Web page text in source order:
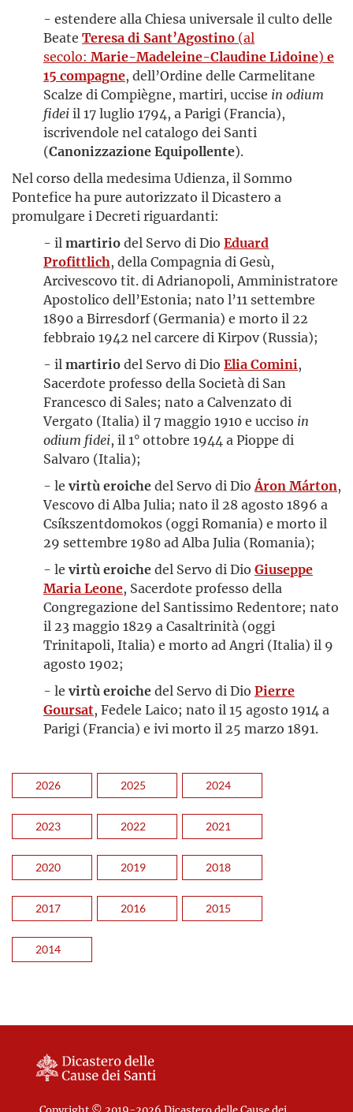
- estendere alla Chiesa universale il culto delle
Beate Teresa di Sant’Agostino (al
secolo: Marie-Madeleine-Claudine Lidoine) e
15 compagne, dell’Ordine delle Carmelitane
Scalze di Compiègne, martiri, uccise in odium
fideiil 17 luglio 1794, a Parigi (Francia),
iscrivendole nel catalogo dei Santi
(Canonizzazione Equipollente).
Nel corso della medesima Udienza, il Sommo
Pontefice ha pure autorizzato il Dicastero a
promulgare i Decreti riguardanti:
- il martiriodel Servo di Dio Eduard
Profittlich, della Compagnia di Gesù,
Arcivescovo tit. di Adrianopoli, Amministratore
Apostolico dell’Estonia; nato l’11 settembre
1890 a Birresdorf (Germania) e morto il 22
febbraio 1942 nel carcere di Kirpov (Russia);
- il martiriodel Servo di Dio Elia Comini,
Sacerdote professo della Società di San
Francesco di Sales; nato a Calvenzato di
Vergato (Italia) il 7 maggio 1910 e ucciso in
odium fidei, il 1° ottobre 1944 a Pioppe di
Salvaro (Italia);
- le virtù eroichedel Servo di Dio Áron Márton,
Vescovo di Alba Julia; nato il 28 agosto 1896 a
Csíkszentdomokos (oggi Romania) e morto il
29 settembre 1980 ad Alba Julia (Romania);
- le virtù eroichedel Servo di Dio Giuseppe
Maria Leone, Sacerdote professo della
Congregazione del Santissimo Redentore; nato
il 23 maggio 1829 a Casaltrinità (oggi
Trinitapoli, Italia) e morto ad Angri (Italia) il 9
agosto 1902;
- le virtù eroichedel Servo di Dio Pierre
Goursat, Fedele Laico; nato il 15 agosto 1914 a
Parigi (Francia) e ivi morto il 25 marzo 1891.
2026 2025 2024
2023 2022 2021
2020 2019 2018
2017 2016 2015
2014